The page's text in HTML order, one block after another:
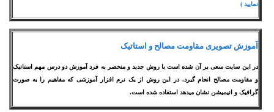
نمایید )
آموزش تصویری مقاومت مصالح و استاتیک
در این سایت سعی بر آن شده است با روش جدید و منحصر به فرد آموزش دو درس مهم استاتیک
و مقاومت مصالح انجام گیرد. در این روش از یک نرم افزار آموزشی که مفاهیم را به صورت
گرافیک و انیمیشن نشان میدهد استفاده شده است.